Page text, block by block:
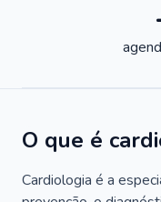
O que é
Cardiologia é a